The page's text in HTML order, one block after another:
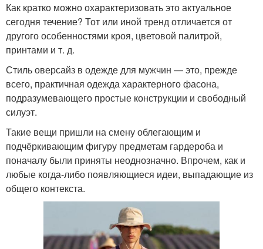
Как кратко можно охарактеризовать это актуальное
сегодня течение? Тот или иной тренд отличается от
другого особенностями кроя, цветовой палитрой,
принтами и т. д.
Стиль оверсайз в одежде для мужчин — это, прежде
всего, практичная одежда характерного фасона,
подразумевающего простые конструкции и свободный
силуэт.
Такие вещи пришли на смену облегающим и
подчёркивающим фигуру предметам гардероба и
поначалу были приняты неоднозначно. Впрочем, как и
любые когда-либо появляющиеся идеи, выпадающие из
общего контекста.